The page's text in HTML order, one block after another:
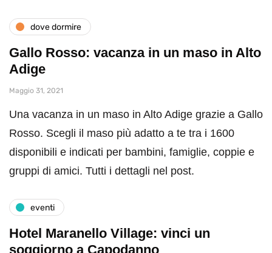
dove dormire
Gallo Rosso: vacanza in un maso in Alto
Adige
Maggio 31, 2021
Una vacanza in un maso in Alto Adige grazie a Gallo
Rosso. Scegli il maso più adatto a te tra i 1600
disponibili e indicati per bambini, famiglie, coppie e
gruppi di amici. Tutti i dettagli nel post.
eventi
Hotel Maranello Village: vinci un
soggiorno a Capodanno